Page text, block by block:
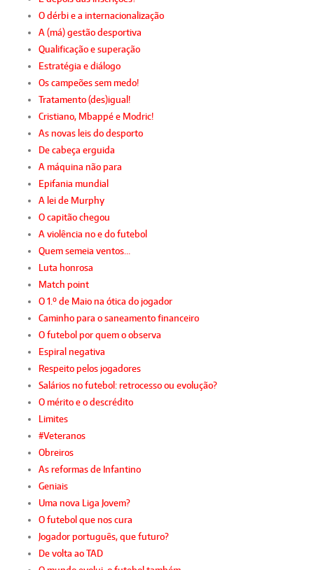
O dérbi e a internacionalização
A (má) gestão desportiva
Qualificação e superação
Estratégia e diálogo
Os campeões sem medo!
Tratamento (des)igual!
Cristiano, Mbappé e Modric!
As novas leis do desporto
De cabeça erguida
A máquina não para
Epifania mundial
A lei de Murphy
O capitão chegou
A violência no e do futebol
Quem semeia ventos…
Luta honrosa
Match point
O 1.º de Maio na ótica do jogador
Caminho para o saneamento financeiro
O futebol por quem o observa
Espiral negativa
Respeito pelos jogadores
Salários no futebol: retrocesso ou evolução?
O mérito e o descrédito
Limites
#Veteranos
Obreiros
As reformas de Infantino
Geniais
Uma nova Liga Jovem?
O futebol que nos cura
Jogador português, que futuro?
De volta ao TAD